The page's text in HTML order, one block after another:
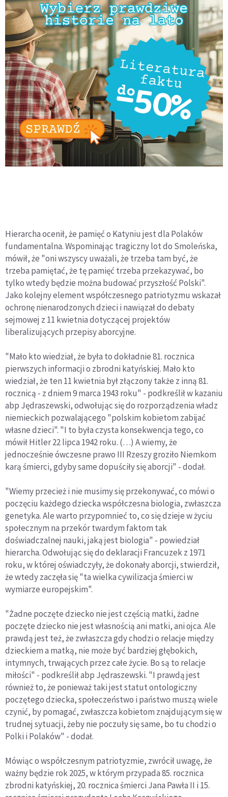
Hierarcha ocenił, że pamięć o Katyniu jest dla Polaków
fundamentalna. Wspominając tragiczny lot do Smoleńska,
mówił, że "oni wszyscy uważali, że trzeba tam być, że
trzeba pamiętać, że tę pamięć trzeba przekazywać, bo
tylko wtedy będzie można budować przyszłość Polski".
Jako kolejny element współczesnego patriotyzmu wskazał
ochronę nienarodzonych dzieci i nawiązał do debaty
sejmowej z 11 kwietnia dotyczącej projektów
liberalizujących przepisy aborcyjne.
"Mało kto wiedział, że była to dokładnie 81. rocznica
pierwszych informacji o zbrodni katyńskiej. Mało kto
wiedział, że ten 11 kwietnia był złączony także z inną 81.
rocznicą - z dniem 9 marca 1943 roku" - podkreślił w kazaniu
abp Jędraszewski, odwołując się do rozporządzenia władz
niemieckich pozwalającego "polskim kobietom zabijać
własne dzieci". "I to była czysta konsekwencja tego, co
mówił Hitler 22 lipca 1942 roku. (…) A wiemy, że
jednocześnie ówczesne prawo III Rzeszy groziło Niemkom
karą śmierci, gdyby same dopuściły się aborcji" - dodał.
"Wiemy przecież i nie musimy się przekonywać, co mówi o
poczęciu każdego dziecka współczesna biologia, zwłaszcza
genetyka. Ale warto przypomnieć to, co się dzieje w życiu
społecznym na przekór twardym faktom tak
doświadczalnej nauki, jaką jest biologia" - powiedział
hierarcha. Odwołując się do deklaracji Francuzek z 1971
roku, w której oświadczyły, że dokonały aborcji, stwierdził,
że wtedy zaczęła się "ta wielka cywilizacja śmierci w
wymiarze europejskim".
"Żadne poczęte dziecko nie jest częścią matki, żadne
poczęte dziecko nie jest własnością ani matki, ani ojca. Ale
prawdą jest też, że zwłaszcza gdy chodzi o relacje między
dzieckiem a matką, nie może być bardziej głębokich,
intymnych, trwających przez całe życie. Bo są to relacje
miłości" - podkreślił abp Jędraszewski. "I prawdą jest
również to, że ponieważ taki jest statut ontologiczny
poczętego dziecka, społeczeństwo i państwo muszą wiele
czynić, by pomagać, zwłaszcza kobietom znajdującym się w
trudnej sytuacji, żeby nie poczuły się same, bo tu chodzi o
Polki i Polaków" - dodał.
Mówiąc o współczesnym patriotyzmie, zwrócił uwagę, że
ważny będzie rok 2025, w którym przypada 85. rocznica
zbrodni katyńskiej, 20. rocznica śmierci Jana Pawła II i 15.